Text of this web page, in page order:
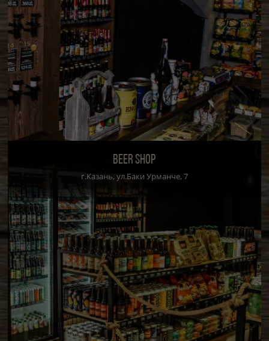
BEER SHOP
г.Казань, ул.Баки Урманче, 7